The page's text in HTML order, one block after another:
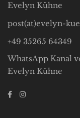
Evelyn Kühne
post(at)evelyn-
+49 35265 64349
WhatsApp Kanal
Evelyn Kühne